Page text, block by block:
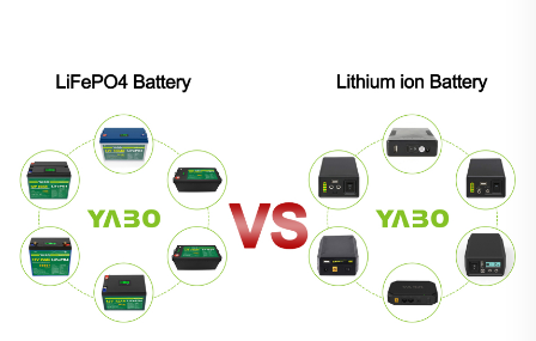
Energiespeicher...